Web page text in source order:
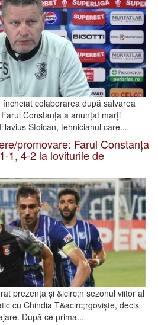
colaborarea după salvarea
Constanța a anunțat marți
Stoican, tehnicianul care...
promovare: Farul Constanța
1, 4-2 la loviturile de
prezența și &icirc;n sezonul viitor al
cu Chindia T&acirc;rgoviște, decis
După ce prima...